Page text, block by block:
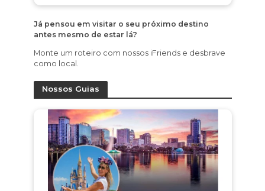
Já pensou em visitar o seu próximo destino
antes mesmo de estar lá?
Monte um roteiro com nossos iFriends e desbrave
como local.
Nossos Guias